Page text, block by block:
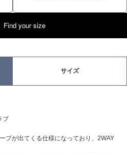
Find your size
サイズ
ブ
プが出てくる仕様になっており、2WAY